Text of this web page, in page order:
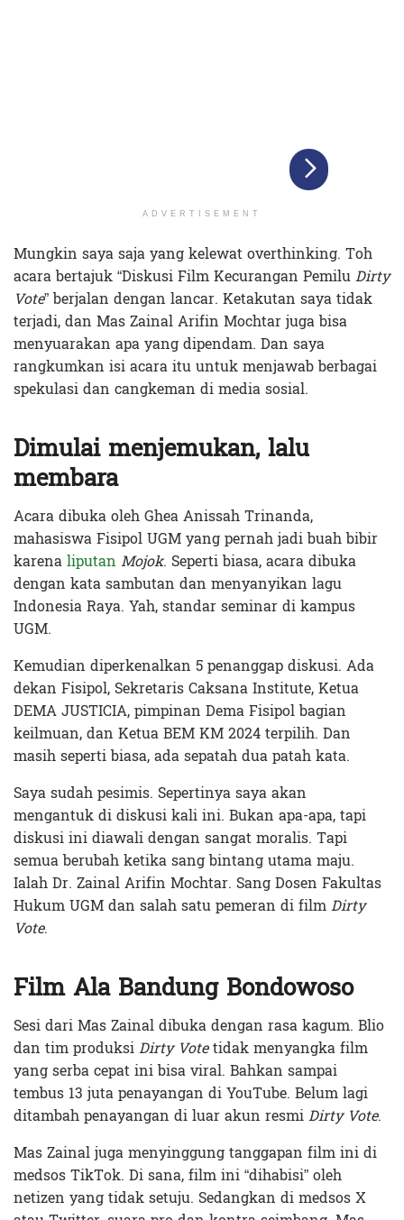
ADVERTISEMENT
Mungkin saya saja yang kelewat overthinking. Toh
acara bertajuk “Diskusi Film Kecurangan PemiluDirty
Vote” berjalan dengan lancar. Ketakutan saya tidak
terjadi, dan Mas Zainal Arifin Mochtar juga bisa
menyuarakan apa yang dipendam. Dan saya
rangkumkan isi acara itu untuk menjawab berbagai
spekulasi dan cangkeman di media sosial.
Dimulai menjemukan, lalu
membara
Acara dibuka oleh Ghea Anissah Trinanda,
mahasiswa Fisipol UGM yang pernah jadi buah bibir
karenaliputan Mojok. Seperti biasa, acara dibuka
dengan kata sambutan dan menyanyikan lagu
Indonesia Raya. Yah, standar seminar di kampus
UGM.
Kemudian diperkenalkan 5 penanggap diskusi. Ada
dekan Fisipol, Sekretaris Caksana Institute, Ketua
DEMA JUSTICIA, pimpinan Dema Fisipol bagian
keilmuan, dan Ketua BEM KM 2024 terpilih. Dan
masih seperti biasa, ada sepatah dua patah kata.
Saya sudah pesimis. Sepertinya saya akan
mengantuk di diskusi kali ini. Bukan apa-apa, tapi
diskusi ini diawali dengan sangat moralis. Tapi
semua berubah ketika sang bintang utama maju.
Ialah Dr. Zainal Arifin Mochtar. Sang Dosen Fakultas
Hukum UGM dan salah satu pemeran di filmDirty
Vote.
Film Ala Bandung Bondowoso
Sesi dari Mas Zainal dibuka dengan rasa kagum. Blio
dan tim produksiDirty Votetidak menyangka film
yang serba cepat ini bisa viral. Bahkan sampai
tembus 13 juta penayangan di YouTube. Belum lagi
ditambah penayangan di luar akun resmiDirty Vote.
Mas Zainal juga menyinggung tanggapan film ini di
medsos TikTok. Di sana, film ini “dihabisi” oleh
netizen yang tidak setuju. Sedangkan di medsos X